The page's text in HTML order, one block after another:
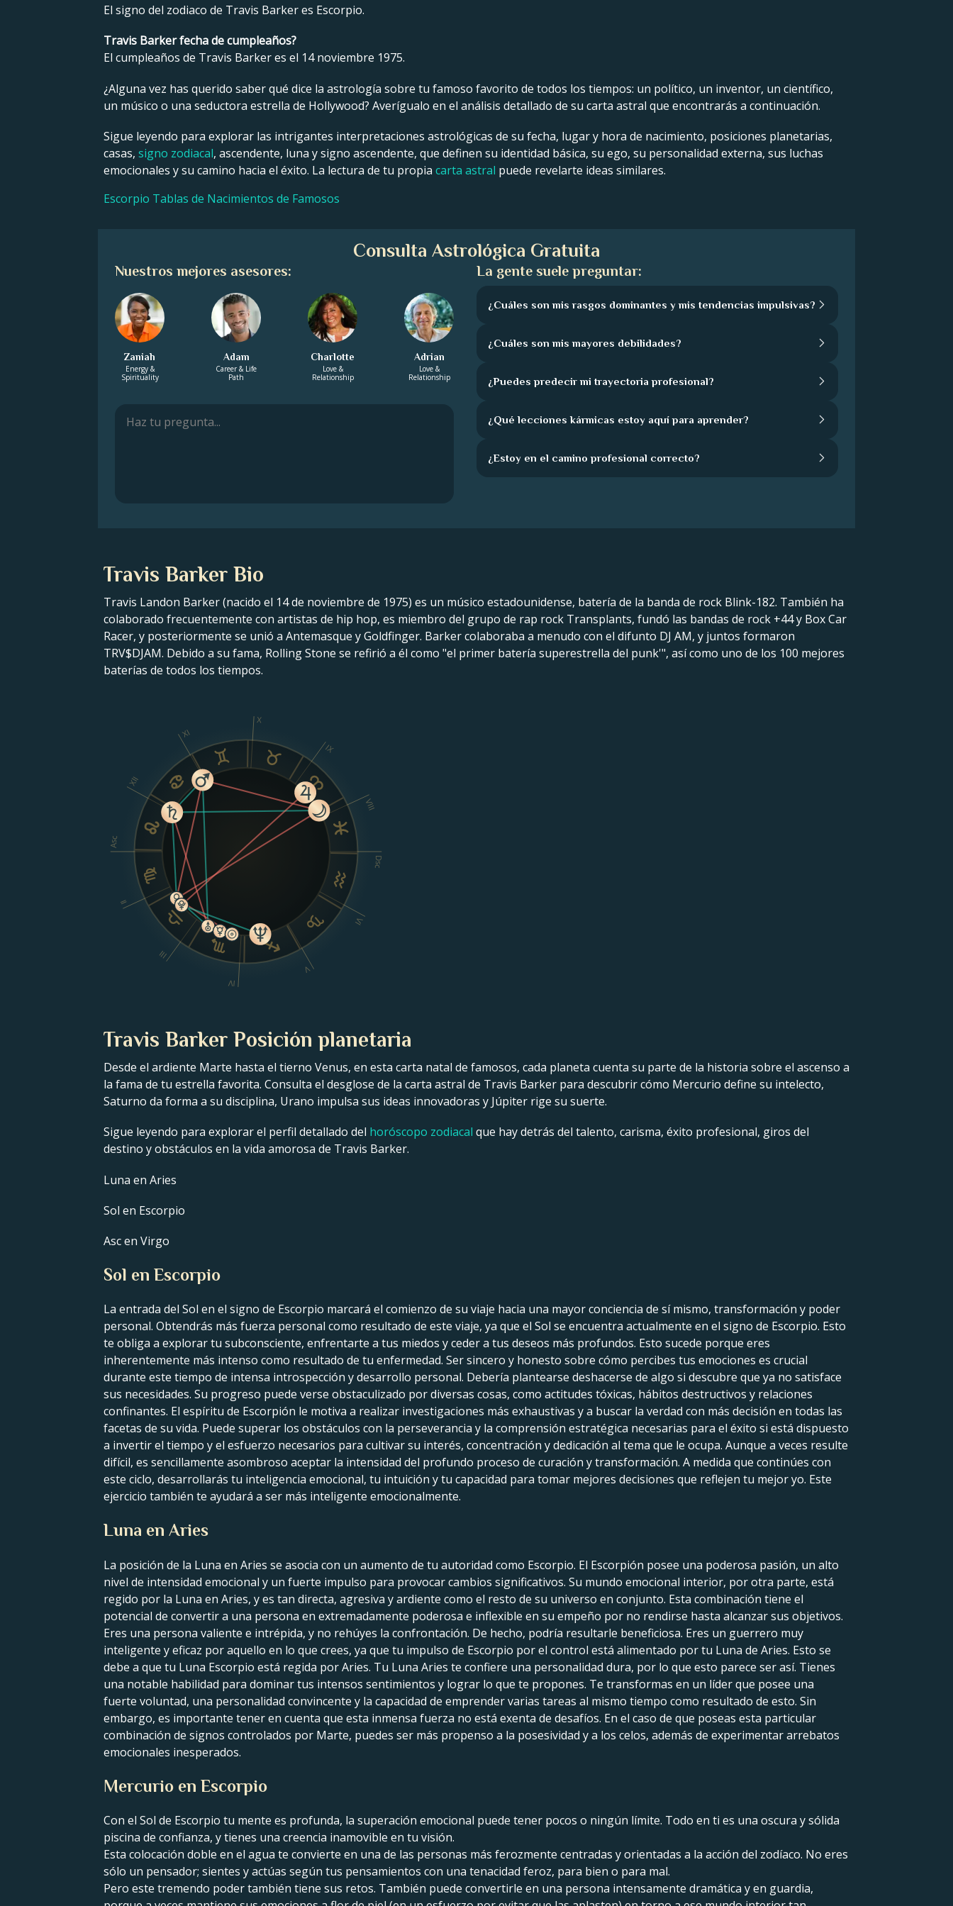
El signo del zodiaco de Travis Barker es Escorpio.
Travis Barker fecha de cumpleaños?
El cumpleaños de Travis Barker es el 14 noviembre 1975.
¿Alguna vez has querido saber qué dice la astrología sobre tu famoso favorito de todos los tiempos: un político, un inventor, un científico,
un músico o una seductora estrella de Hollywood? Averígualo en el análisis detallado de su carta astral que encontrarás a continuación.
Sigue leyendo para explorar las intrigantes interpretaciones astrológicas de su fecha, lugar y hora de nacimiento, posiciones planetarias,
casas, signo zodiacal, ascendente, luna y signo ascendente, que definen su identidad básica, su ego, su personalidad externa, sus luchas
emocionales y su camino hacia el éxito. La lectura de tu propia carta astral puede revelarte ideas similares.
Escorpio Tablas de Nacimientos de Famosos
Consulta Astrológica Gratuita
Nuestros mejores asesores:
Zaniah
Energy &
Spirituality
Adam
Career & Life
Path
Charlotte
Love &
Relationship
Adrian
Love &
Relationship
La gente suele preguntar:
¿Cuáles son mis rasgos dominantes y mis tendencias impulsivas?
¿Cuáles son mis mayores debilidades?
¿Puedes predecir mi trayectoria profesional?
¿Qué lecciones kármicas estoy aquí para aprender?
¿Estoy en el camino profesional correcto?
Travis Barker Bio
Travis Landon Barker (nacido el 14 de noviembre de 1975) es un músico estadounidense, batería de la banda de rock Blink-182. También ha
colaborado frecuentemente con artistas de hip hop, es miembro del grupo de rap rock Transplants, fundó las bandas de rock +44 y Box Car
Racer, y posteriormente se unió a Antemasque y Goldfinger. Barker colaboraba a menudo con el difunto DJ AM, y juntos formaron
TRV$DJAM. Debido a su fama, Rolling Stone se refirió a él como "el primer batería superestrella del punk'", así como uno de los 100 mejores
baterías de todos los tiempos.
Asc
II
III
IV
V
VI
Dsc
VIII
IX
X
XI
XII
Travis Barker Posición planetaria
Desde el ardiente Marte hasta el tierno Venus, en esta carta natal de famosos, cada planeta cuenta su parte de la historia sobre el ascenso a
la fama de tu estrella favorita. Consulta el desglose de la carta astral de Travis Barker para descubrir cómo Mercurio define su intelecto,
Saturno da forma a su disciplina, Urano impulsa sus ideas innovadoras y Júpiter rige su suerte.
Sigue leyendo para explorar el perfil detallado del horóscopo zodiacal que hay detrás del talento, carisma, éxito profesional, giros del
destino y obstáculos en la vida amorosa de Travis Barker.
Luna en Aries
Sol en Escorpio
Asc en Virgo
Sol en Escorpio
La entrada del Sol en el signo de Escorpio marcará el comienzo de su viaje hacia una mayor conciencia de sí mismo, transformación y poder
personal. Obtendrás más fuerza personal como resultado de este viaje, ya que el Sol se encuentra actualmente en el signo de Escorpio. Esto
te obliga a explorar tu subconsciente, enfrentarte a tus miedos y ceder a tus deseos más profundos. Esto sucede porque eres
inherentemente más intenso como resultado de tu enfermedad. Ser sincero y honesto sobre cómo percibes tus emociones es crucial
durante este tiempo de intensa introspección y desarrollo personal. Debería plantearse deshacerse de algo si descubre que ya no satisface
sus necesidades. Su progreso puede verse obstaculizado por diversas cosas, como actitudes tóxicas, hábitos destructivos y relaciones
confinantes. El espíritu de Escorpión le motiva a realizar investigaciones más exhaustivas y a buscar la verdad con más decisión en todas las
facetas de su vida. Puede superar los obstáculos con la perseverancia y la comprensión estratégica necesarias para el éxito si está dispuesto
a invertir el tiempo y el esfuerzo necesarios para cultivar su interés, concentración y dedicación al tema que le ocupa. Aunque a veces resulte
difícil, es sencillamente asombroso aceptar la intensidad del profundo proceso de curación y transformación. A medida que continúes con
este ciclo, desarrollarás tu inteligencia emocional, tu intuición y tu capacidad para tomar mejores decisiones que reflejen tu mejor yo. Este
ejercicio también te ayudará a ser más inteligente emocionalmente.
Luna en Aries
La posición de la Luna en Aries se asocia con un aumento de tu autoridad como Escorpio. El Escorpión posee una poderosa pasión, un alto
nivel de intensidad emocional y un fuerte impulso para provocar cambios significativos. Su mundo emocional interior, por otra parte, está
regido por la Luna en Aries, y es tan directa, agresiva y ardiente como el resto de su universo en conjunto. Esta combinación tiene el
potencial de convertir a una persona en extremadamente poderosa e inflexible en su empeño por no rendirse hasta alcanzar sus objetivos.
Eres una persona valiente e intrépida, y no rehúyes la confrontación. De hecho, podría resultarle beneficiosa. Eres un guerrero muy
inteligente y eficaz por aquello en lo que crees, ya que tu impulso de Escorpio por el control está alimentado por tu Luna de Aries. Esto se
debe a que tu Luna Escorpio está regida por Aries. Tu Luna Aries te confiere una personalidad dura, por lo que esto parece ser así. Tienes
una notable habilidad para dominar tus intensos sentimientos y lograr lo que te propones. Te transformas en un líder que posee una
fuerte voluntad, una personalidad convincente y la capacidad de emprender varias tareas al mismo tiempo como resultado de esto. Sin
embargo, es importante tener en cuenta que esta inmensa fuerza no está exenta de desafíos. En el caso de que poseas esta particular
combinación de signos controlados por Marte, puedes ser más propenso a la posesividad y a los celos, además de experimentar arrebatos
emocionales inesperados.
Mercurio en Escorpio
Con el Sol de Escorpio tu mente es profunda, la superación emocional puede tener pocos o ningún límite. Todo en ti es una oscura y sólida
piscina de confianza, y tienes una creencia inamovible en tu visión.
Esta colocación doble en el agua te convierte en una de las personas más ferozmente centradas y orientadas a la acción del zodíaco. No eres
sólo un pensador; sientes y actúas según tus pensamientos con una tenacidad feroz, para bien o para mal.
Pero este tremendo poder también tiene sus retos. También puede convertirle en una persona intensamente dramática y en guardia,